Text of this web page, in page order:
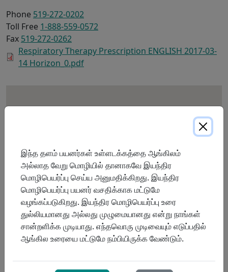
Phone 519-272-0202
Toll Free 1-888-559-0572
Fax 519-272-0262
Respiratory Therapy Prescription ENGLISH 2017-03-
14 Horizon_0.pdf
இந்த தளம் பயனர்கள் உள்ளடக்கத்தை ஆங்கிலம்
அல்லாத வேறு மொழியில் தானாகவே இயந்திர
மொழிபெயர்ப்பு செய்ய அனுமதிக்கிறது. இயந்திர
மொழிபெயர்ப்பு பயனர் வசதிக்காக மட்டுமே
வழங்கப்படுகிறது. இயந்திர மொழிபெயர்ப்பு உரை
துல்லியமானது அல்லது முழுமையானது என்று நாங்கள்
சான்றளிக்க முடியாது. எந்தவொரு முடிவையும் எடுப்பதில்
ஆங்கில உரையை மட்டுமே நம்பியிருக்க வேண்டும்.